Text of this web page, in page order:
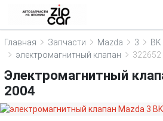
Главная Запчасти Mazda 3
BK
электромагнитный клапан
322652
Электромагнитный
2004